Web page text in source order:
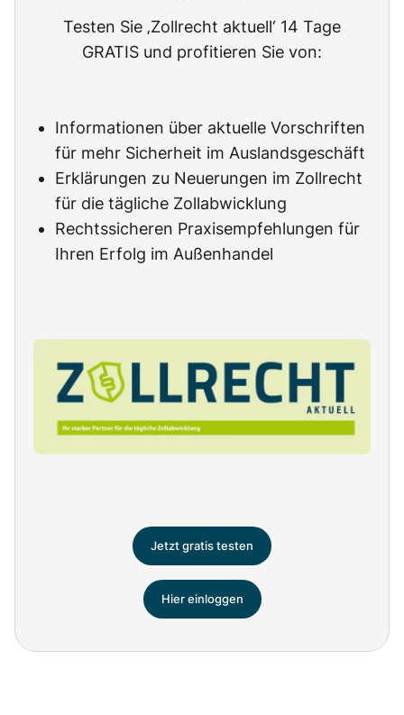
Testen Sie ‚Zollrecht aktuell‘ 14 Tage
GRATIS und profitieren Sie von:
Informationen über aktuelle Vorschriften
für mehr Sicherheit im Auslandsgeschäft
Erklärungen zu Neuerungen im Zollrecht
für die tägliche Zollabwicklung
Rechtssicheren Praxisempfehlungen für
Ihren Erfolg im Außenhandel
Jetzt gratis testen
Hier einloggen